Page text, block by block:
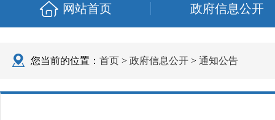
网站首页 政府信息公开
您当前的位置： 首页 > 政府信息公开 > 通知公告